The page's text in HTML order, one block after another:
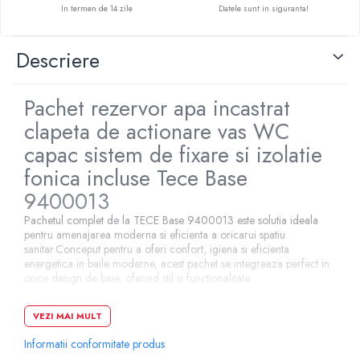
In termen de 14 zile Datele sunt in siguranta!
Descriere
Pachet rezervor apa incastrat
clapeta de actionare vas WC
capac sistem de fixare si izolatie
fonica incluse Tece Base
9400013
Pachetul complet de la TECE Base 9400013 este solutia ideala
pentru amenajarea moderna si eficienta a oricarui spatiu
sanitar.Conceput pentru a oferi confort, igiena si eficienta
energetica in baile moderne, acest pachet se integreaza perfect in
orice design de baie, oferind stil si functionalitate.
Pachetul include
VEZI MAI MULT
Informatii conformitate produs